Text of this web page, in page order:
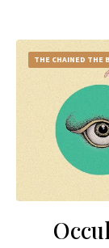
THE CHAINED THE